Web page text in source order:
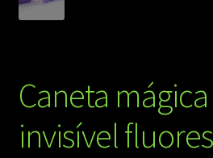
Caneta
invisível